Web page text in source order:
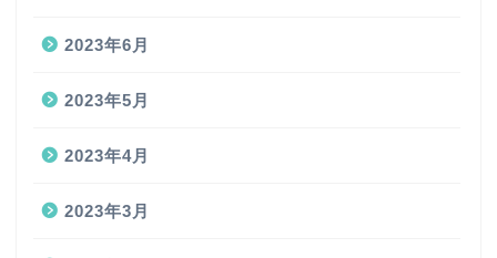
2023年6月
2023年5月
2023年4月
2023年3月